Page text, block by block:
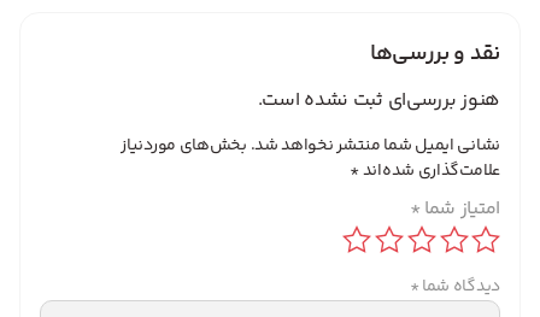
نقد و بررسی‌ها
هنوز بررسی‌ای ثبت نشده است.
نشانی ایمیل شما منتشر نخواهد شد. بخش‌های موردنیاز
علامت‌گذاری شده‌اند*
امتیاز شما *
دیدگاه شما*